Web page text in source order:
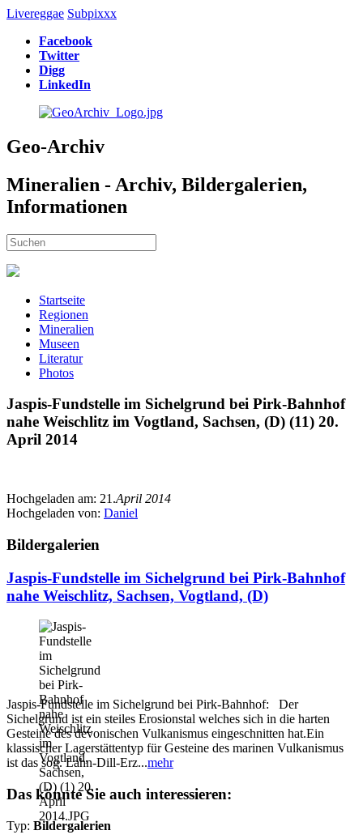
Livereggae Subpixxx
Facebook
Twitter
Digg
LinkedIn
Geo-Archiv
Mineralien - Archiv, Bildergalerien,
Informationen
Startseite
Regionen
Mineralien
Museen
Literatur
Photos
Jaspis-Fundstelle im Sichelgrund bei Pirk-Bahnhof
nahe Weischlitz im Vogtland, Sachsen, (D) (11) 20.
April 2014
Hochgeladen am: 21.April 2014
Hochgeladen von: Daniel
Bildergalerien
Jaspis-Fundstelle im Sichelgrund bei Pirk-Bahnhof
nahe Weischlitz, Sachsen, Vogtland, (D)
Jaspis-Fundstelle im Sichelgrund bei Pirk-Bahnhof: Der
Sichelgrund ist ein steiles Erosionstal welches sich in die harten
Gesteine des devonischen Vulkanismus eingeschnitten hat.Ein
klassischer Lagerstättentyp für Gesteine des marinen Vulkanismus
ist das sog. Lahn-Dill-Erz...mehr
Das könnte Sie auch interessieren:
Typ: Bildergalerien